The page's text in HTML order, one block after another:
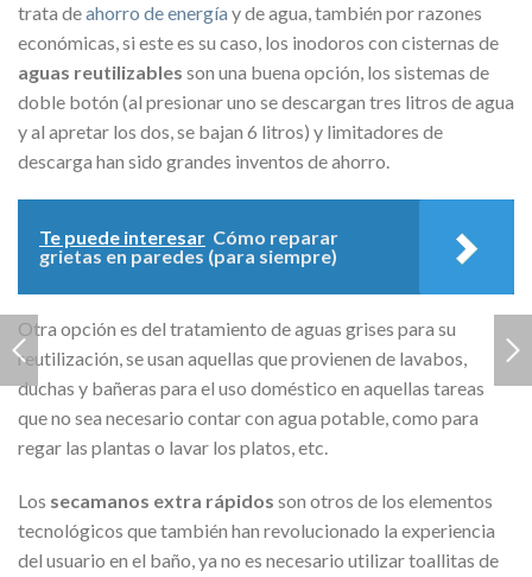
trata deahorro de energía y de agua, también por razones
económicas, si este es su caso, los inodoros con cisternas de
aguas reutilizables son una buena opción, los sistemas de
doble botón (al presionar uno se descargan tres litros de agua
y al apretar los dos, se bajan 6 litros) y limitadores de
descarga han sido grandes inventos de ahorro.
Te puede interesar Cómo reparar
grietas en paredes (para siempre)
Otra opción es del tratamiento de aguas grises para su
reutilización, se usan aquellas que provienen de lavabos,
duchas y bañeras para el uso doméstico en aquellas tareas
que no sea necesario contar con agua potable, como para
regar las plantas o lavar los platos, etc.
Los secamanos extra rápidos son otros de los elementos
tecnológicos que también han revolucionado la experiencia
del usuario en el baño, ya no es necesario utilizar toallitas de